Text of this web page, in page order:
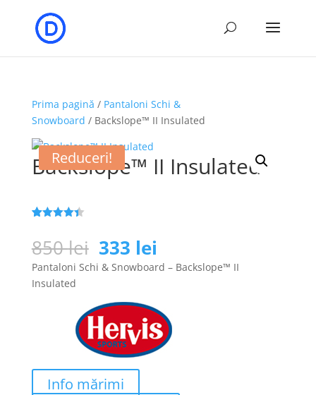
Prima pagină / Pantaloni Schi &
Snowboard / Backslope™ II Insulated
Reduceri!
Backslope™ II Insulated
pe baza a
de evaluări
de la
850lei Prețul
inițial
a
fost:
850 lei.
333 lei
curent
este:
Pantaloni Schi & Snowboard – Backslope™ II
Insulated
Info mărimi